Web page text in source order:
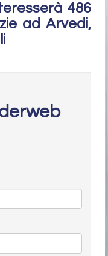
486
ad Arvedi,